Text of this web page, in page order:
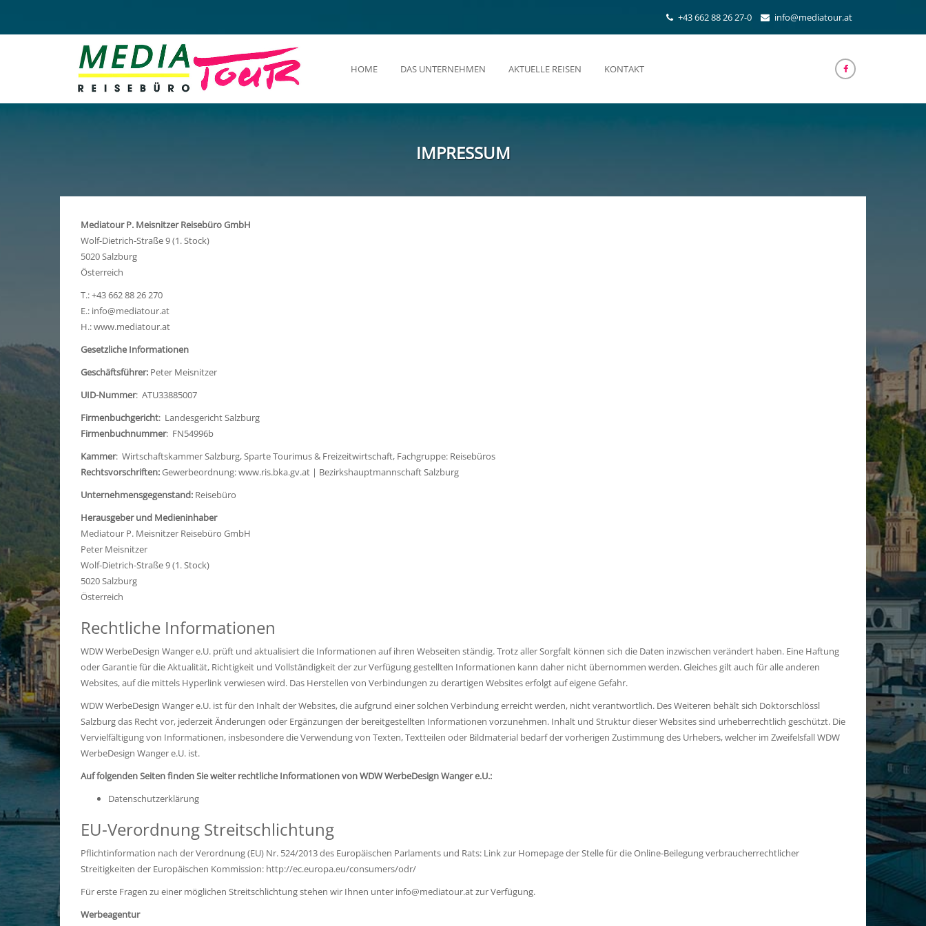
+43 662 88 26 27-0 info@mediatour.at
HOME DAS UNTERNEHMEN AKTUELLE REISEN KONTAKT
IMPRESSUM
Mediatour P. Meisnitzer Reisebüro GmbH
Wolf-Dietrich-Straße 9 (1. Stock)
5020 Salzburg
Österreich
T.: +43 662 88 26 270
E.: info@mediatour.at
H.:www.mediatour.at
Gesetzliche Informationen
Geschäftsführer: Peter Meisnitzer
UID-Nummer: ATU33885007
Firmenbuchgericht: Landesgericht Salzburg
Firmenbuchnummer: FN54996b
Kammer: Wirtschaftskammer Salzburg, Sparte Tourimus & Freizeitwirtschaft, Fachgruppe: Reisebüros
Rechtsvorschriften:Gewerbeordnung:www.ris.bka.gv.at | Bezirkshauptmannschaft Salzburg
Unternehmensgegenstand: Reisebüro
Herausgeber und Medieninhaber
Mediatour P. Meisnitzer Reisebüro GmbH
Peter Meisnitzer
Wolf-Dietrich-Straße 9 (1. Stock)
5020 Salzburg
Österreich
Rechtliche Informationen
WDW WerbeDesign Wanger e.U. prüft und aktualisiert die Informationen auf ihren Webseiten ständig. Trotz aller Sorgfalt können sich die Daten inzwischen verändert haben. Eine Haftung
oder Garantie für die Aktualität, Richtigkeit und Vollständigkeit der zur Verfügung gestellten Informationen kann daher nicht übernommen werden. Gleiches gilt auch für alle anderen
Websites, auf die mittels Hyperlink verwiesen wird. Das Herstellen von Verbindungen zu derartigen Websites erfolgt auf eigene Gefahr.
WDW WerbeDesign Wanger e.U. ist für den Inhalt der Websites, die aufgrund einer solchen Verbindung erreicht werden, nicht verantwortlich. Des Weiteren behält sich Doktorschlössl
Salzburg das Recht vor, jederzeit Änderungen oder Ergänzungen der bereitgestellten Informationen vorzunehmen. Inhalt und Struktur dieser Websites sind urheberrechtlich geschützt. Die
Vervielfältigung von Informationen, insbesondere die Verwendung von Texten, Textteilen oder Bildmaterial bedarf der vorherigen Zustimmung des Urhebers, welcher im Zweifelsfall WDW
WerbeDesign Wanger e.U. ist.
Auf folgenden Seiten finden Sie weiter rechtliche Informationen von WDW WerbeDesign Wanger e.U.:
Datenschutzerklärung
EU-Verordnung Streitschlichtung
Pflichtinformation nach der Verordnung (EU) Nr. 524/2013 des Europäischen Parlaments und Rats: Link zur Homepage der Stelle für die Online-Beilegung verbraucherrechtlicher
Streitigkeiten der Europäischen Kommission: http://ec.europa.eu/consumers/odr/
Für erste Fragen zu einer möglichen Streitschlichtung stehen wir Ihnen unter info@mediatour.atzur Verfügung.
Werbeagentur